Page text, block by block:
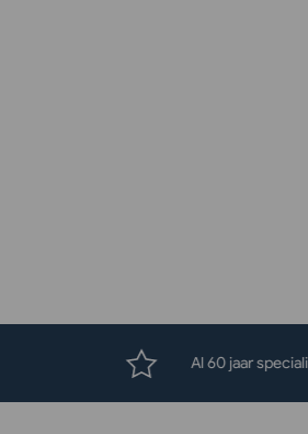
Al 60 jaar specialist in onderhoud